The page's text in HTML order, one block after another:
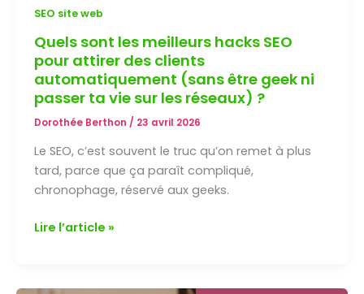
SEO site web
Quels sont les meilleurs hacks SEO
pour attirer des clients
automatiquement (sans être geek ni
passer ta vie sur les réseaux) ?
Dorothée Berthon / 23 avril 2026
Le SEO, c’est souvent le truc qu’on remet à plus
tard, parce que ça paraît compliqué,
chronophage, réservé aux geeks.
Quels
meilleurs
Lire l’article »